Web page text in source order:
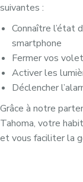
suivantes :
Connaître l’état
smartphone
Fermer vos
Activer les
Déclencher
Grâce à notre
Tahoma, votre
et vous faciliter la